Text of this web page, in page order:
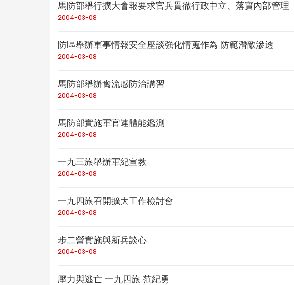
馬防部舉行擴大會報要求官兵貫徹行政中立、落實內部管
2004-03-08
防區舉辦軍事情報安全座談強化情蒐作為 防範潛敵滲透
2004-03-08
馬防部舉辦禽流感防治講習
2004-03-08
馬防部實施軍官連體能鑑測
2004-03-08
一九三旅舉辦軍紀宣教
2004-03-08
一九四旅召開擴大工作檢討會
2004-03-08
步二營實施與新兵談心
2004-03-08
壓力與逃亡 一九四旅 范紀勇